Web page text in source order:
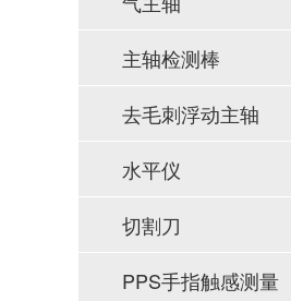
主轴检测棒
去毛刺浮动主轴
水平仪
切割刀
PPS手指触感测量